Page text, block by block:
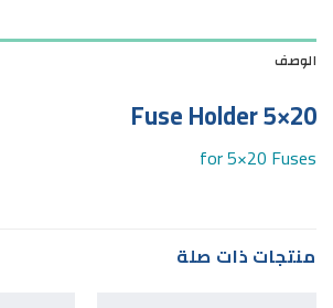
الوصف
Fuse Holder 5×20
for 5×20 Fuses
منتجات ذات صلة